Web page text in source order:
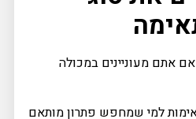
אתם מעוניינים במכולה
למי שמחפש פתרון מותאם